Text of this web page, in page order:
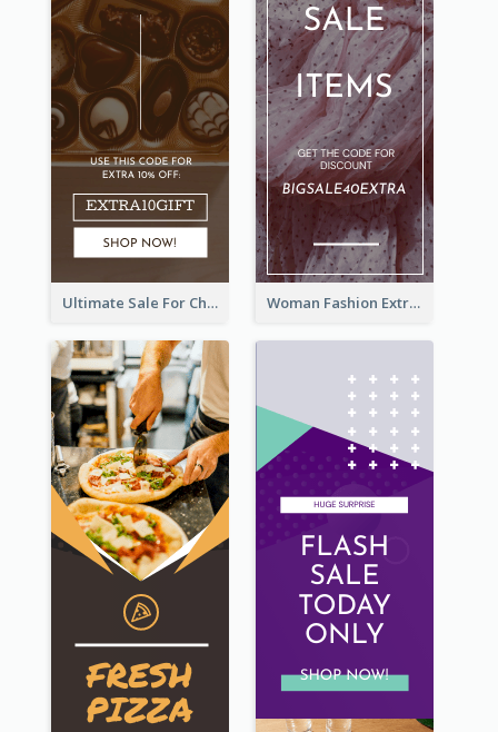
Ultimate Sale For Chocolate And Candies Wide Skyscraper Banner Woman Fashion Extra Sale Wide Skyscraper Banner